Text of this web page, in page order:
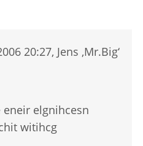
20:27, Jens ‚Mr.Big‘
eneir elgnihcesn
witihcg